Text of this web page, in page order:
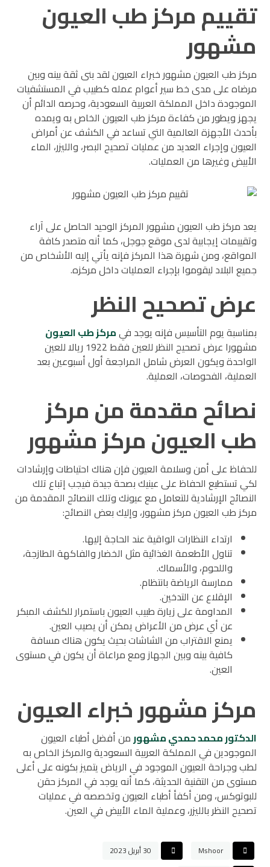
تقييم مركز طب العيون
مشهور
مركز طب العيون مشهور خبراء العيون لقد بنى ثقة بينه وبين
مرضاه على مدى خط سير أعوام عمله كطبيب في المستشفيات
الموجودة داخل المملكة العربية السعودية، وحرصه الدائم أن
يجهز ويطور من كفاءة مركز طب العيون الخاص به ويمده
بأحدث الأجهزة العالمية التي تساعد في الكشف عن أمراض
العيون وإجراء العديد من عمليات تصحيح البصر، والليزر، الماء
الأبيض وغيرها من العمليات.
يعد مركز طب العيون مشهور المركز الوحيد الحاصل على آراء
وتقييمات إيجابية لدى موقع جوجل، كما أنه متصدر كافة
المواقع، ومن شهرة هذا المركز فإنه يأتي إليه الأشخاص من
جميع البلاد ليقوموا بإجراء العمليات داخل مركزه.
عرض تصحيح النظر
بمناسبة يوم التأسيس فإنه يوجد فيمركز طب العيون
مشهورا عرض تصحيح النظر للعين فقط 1922 ريالا للعين
الواحدة ويكون العرض شامل المراجعة أول أسبوعين بعد
العملية، الفحوصات، العملية.
نصائح مقدمة من مركز
طب العيون مركز مشهور
للحفاظ على أمن وسلامة العيون فإن هناك احتياطات وإرشادات
لكي تستطيع الحفاظ على عينيك بصحة جيدة فيجب إتباع تلك
النصائح الإرشادية للتعامل مع عيونك وتلك النصائح المقدمة من
مركز طب العيون مركز مشهور، وإليك بعض النصائح:
ارتداء النظارات الواقية عند الحاجة إليها.
تناول الأطعمة الغذائية مثل الخضار والفاكهة الطازجة،
واللحوم، والأسماك.
ممارسة الرياضة بانتظام.
الإقلاع عن التدخين.
المداومة على زيارة طبيب العيون باستمرار للكشف المبكر
عن أي عرض من الأعراض يمكن أن يصيب العين.
يمنع الاقتراب من الشاشات بحيث يكون هناك مسافة
كافية بينه وبين الجهاز ومع مراعاة أن يكون في مستوى
العين.
مركز مشهور خبراء العيون
الدكتور محمد حمدي مشهورمن أفضل أطباء العيون
الموجودين في المملكة العربية السعودية والمركز الخاص به
لطب وجراحة العيون الموجود في الرياض يتميز بكونه على أعلى
مستوى من التقنية الحديثة، كما أنه يوجد في المركز حقن
للبوتوكس، ومن أكفأ أطباء العيون وتخصصه في عمليات
تصحيح النظر بالليزر، وعملية الماء الأبيض في العين.
Mshoor
30 أبريل 2023